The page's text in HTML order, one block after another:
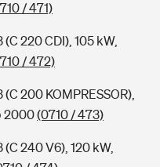
/ 471)
220 CDI), 105 kW,
/ 472)
200 KOMPRESSOR),
2000(0710 / 473)
240 V6), 120 kW,